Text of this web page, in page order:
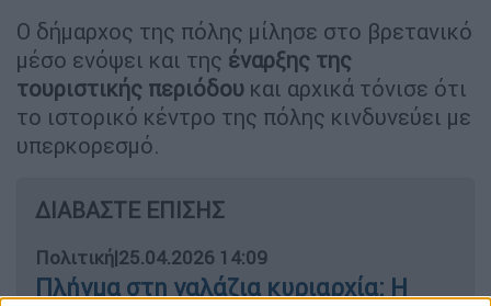
Ο δήμαρχος της πόλης μίλησε στο βρετανικό
μέσο ενόψει και της έναρξης της
τουριστικής περιόδου και αρχικά τόνισε ότι
το ιστορικό κέντρο της πόλης κινδυνεύει με
υπερκορεσμό.
ΔΙΑΒΑΣΤΕ ΕΠΙΣΗΣ
Πολιτική|25.04.2026 14:09
Πλήγμα στη γαλάζια κυριαρχία: Η